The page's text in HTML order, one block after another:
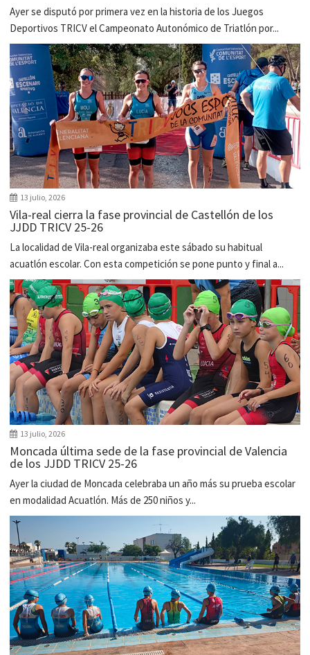
Ayer se disputó por primera vez en la historia de los Juegos
Deportivos TRICV el Campeonato Autonómico de Triatlón por...
13 julio, 2026
Vila-real cierra la fase provincial de Castellón de los
JJDD TRICV 25-26
La localidad de Vila-real organizaba este sábado su habitual
acuatlón escolar. Con esta competición se pone punto y final a...
13 julio, 2026
Moncada última sede de la fase provincial de Valencia
de los JJDD TRICV 25-26
Ayer la ciudad de Moncada celebraba un año más su prueba escolar
en modalidad Acuatlón. Más de 250 niños y...